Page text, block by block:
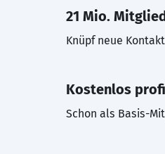
21 Mio.
Knüpf neue
Kostenlos
Schon als Basis-